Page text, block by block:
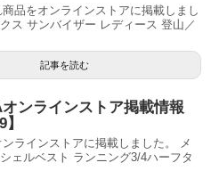
品をオンラインストアに掲載しまし
ス サンバイザー レディース 登山／
記事を読む
ンラインストア掲載情報
ラインストアに掲載しました。 メ
ェルベスト ランニング3/4ハーフタ